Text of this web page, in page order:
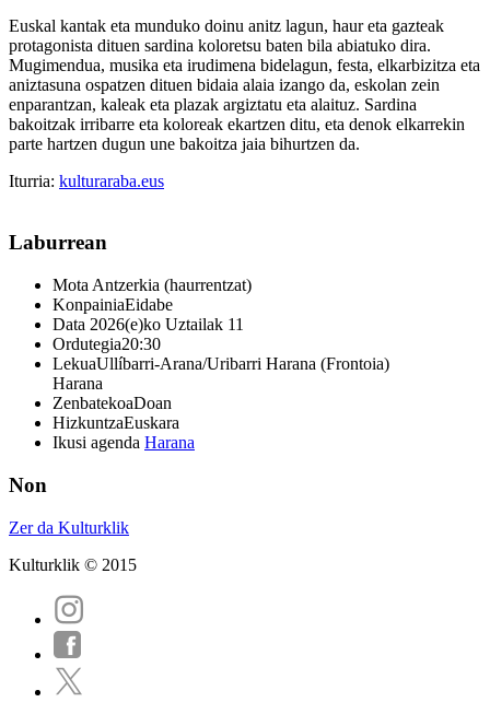
Euskal kantak eta munduko doinu anitz lagun, haur eta gazteak
protagonista dituen sardina koloretsu baten bila abiatuko dira.
Mugimendua, musika eta irudimena bidelagun, festa, elkarbizitza eta
aniztasuna ospatzen dituen bidaia alaia izango da, eskolan zein
enparantzan, kaleak eta plazak argiztatu eta alaituz. Sardina
bakoitzak irribarre eta koloreak ekartzen ditu, eta denok elkarrekin
parte hartzen dugun une bakoitza jaia bihurtzen da.
Iturria: kulturaraba.eus
Laburrean
Mota Antzerkia (haurrentzat)
KonpainiaEidabe
Data 2026(e)ko Uztailak 11
Ordutegia20:30
LekuaUllíbarri-Arana/Uribarri Harana (Frontoia)
Harana
ZenbatekoaDoan
HizkuntzaEuskara
Ikusi agenda Harana
Non
Zer da Kulturklik
Kulturklik © 2015